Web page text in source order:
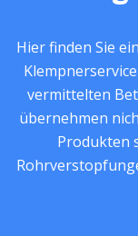
Hier finden Sie
vermittelten
übernehmen
Produkten